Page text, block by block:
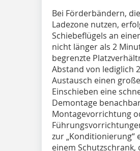
Bei Förderbändern,
Ladezone nutzen,
Schiebeflügels an
nicht länger als 2
begrenzte
Abstand von lediglich
Austausch einen
Einschieben eine
Demontage
Montagevorrichtung
zur „Konditionierung“
einem